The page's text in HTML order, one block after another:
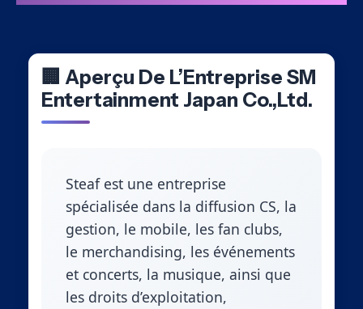
🏢 Aperçu De L’Entreprise SM
Entertainment Japan Co.,Ltd.
Steaf est une entreprise
spécialisée dans la diffusion CS, la
gestion, le mobile, les fan clubs,
le merchandising, les événements
et concerts, la musique, ainsi que
les droits d’exploitation,